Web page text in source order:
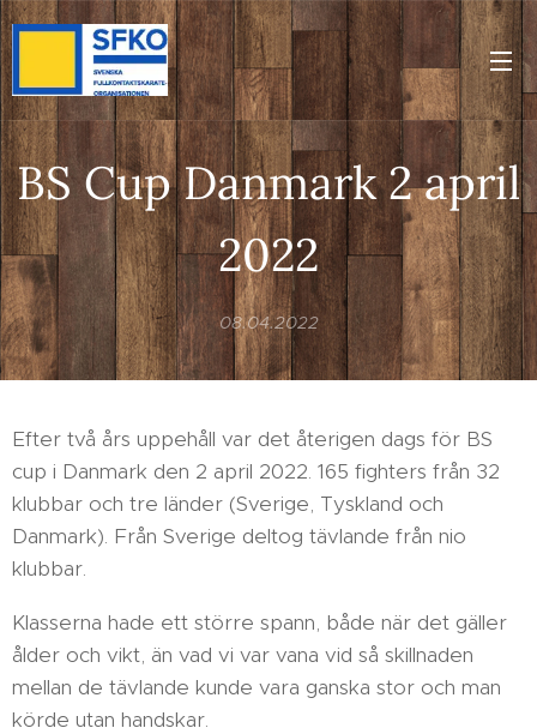
BS Cup Danmark 2 april
2022
08.04.2022
Efter två års uppehåll var det återigen dags för BS
cup i Danmark den 2 april 2022. 165 fighters från 32
klubbar och tre länder (Sverige, Tyskland och
Danmark). Från Sverige deltog tävlande från nio
klubbar.
Klasserna hade ett större spann, både när det gäller
ålder och vikt, än vad vi var vana vid så skillnaden
mellan de tävlande kunde vara ganska stor och man
körde utan handskar.